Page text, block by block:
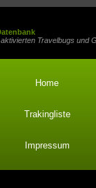
Travelbugs und
Home
Trakingliste
Impressum